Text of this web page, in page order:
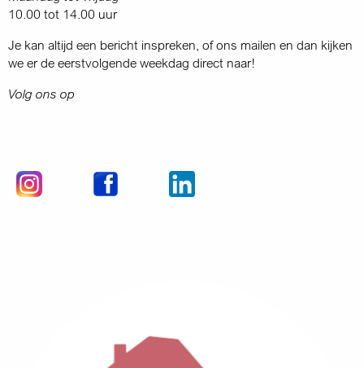
10.00 tot 14.00 uur
Je kan altijd een bericht inspreken, of ons mailen en dan kijken
we er de eerstvolgende weekdag direct naar!
Volg ons op